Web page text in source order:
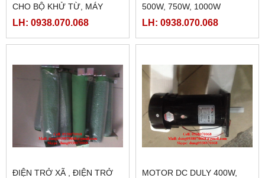
CHO BỘ KHỬ TỪ, MÁY
CORONA
LH: 0938.070.068
500W, 750W, 1000W
LH: 0938.070.068
ĐIỆN TRỞ XÃ , ĐIỆN TRỞ
MOTOR DC DULY 400W,